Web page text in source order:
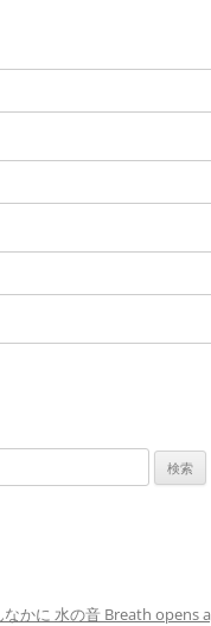
かに 水の音 Breath opens